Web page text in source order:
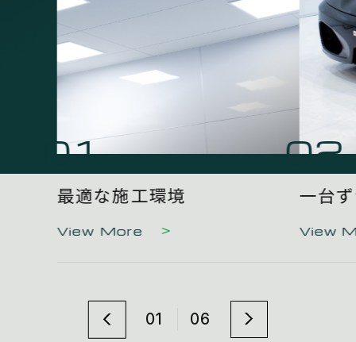
01 06
01
最適な施工環境
View More
02
一台
View